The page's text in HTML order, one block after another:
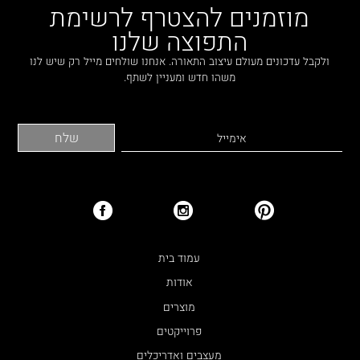
ROGER PRADIER
PORSCHE
CATELLANI & SMITH
מוזמנים להצטרף לרשימת
התפוצה שלנו
ולקבל עדכונים מעולם עיצוב התאורה. אנחנו שולחים מייל רק שיש לנו
משהו חדש ומעניין לשתף.
עמוד בית
אודות
מוצרים
פרוייקטים
מעצבים ואדריכלים